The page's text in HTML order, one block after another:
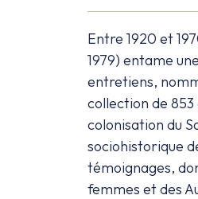
Entre 1920 et
1979) entame
entretiens,
collection de
colonisation du
sociohistorique
témoignages,
femmes et des